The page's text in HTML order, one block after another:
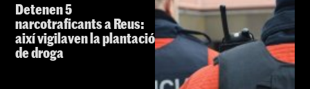
Detenen 5
narcotraficants a Reus:
així vigilaven la plantació
de droga